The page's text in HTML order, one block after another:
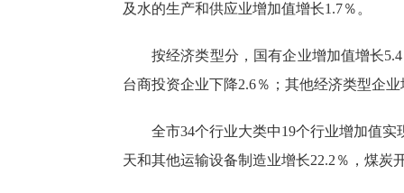
及水的生产和供应业增加值增长1.7％。
按经济类型分，国有企业增加值增长5.4
台商投资企业下降2.6％；其他经济类型企业
全市34个行业大类中19个行业增加值实
天和其他运输设备制造业增长22.2％， 煤炭